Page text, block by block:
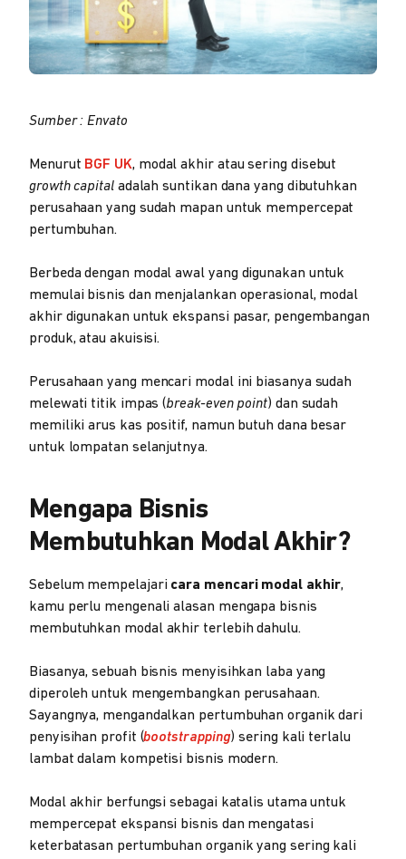
Sumber : Envato
Menurut BGF UK, modal akhir atau sering disebut
growth capitaladalah suntikan dana yang dibutuhkan
perusahaan yang sudah mapan untuk mempercepat
pertumbuhan.
Berbeda dengan modal awal yang digunakan untuk
memulai bisnis dan menjalankan operasional, modal
akhir digunakan untuk ekspansi pasar, pengembangan
produk, atau akuisisi.
Perusahaan yang mencari modal ini biasanya sudah
melewati titik impas (break-even point) dan sudah
memiliki arus kas positif, namun butuh dana besar
untuk lompatan selanjutnya.
Mengapa Bisnis
Membutuhkan Modal Akhir?
Sebelum mempelajari cara mencari modal akhir,
kamu perlu mengenali alasan mengapa bisnis
membutuhkan modal akhir terlebih dahulu.
Biasanya, sebuah bisnis menyisihkan laba yang
diperoleh untuk mengembangkan perusahaan.
Sayangnya, mengandalkan pertumbuhan organik dari
penyisihan profit (bootstrapping) sering kali terlalu
lambat dalam kompetisi bisnis modern.
Modal akhir berfungsi sebagai katalis utama untuk
mempercepat ekspansi bisnis dan mengatasi
keterbatasan pertumbuhan organik yang sering kali